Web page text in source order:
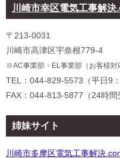
川崎市幸区電気工事解決
〒213-0031
川崎市高津区宇奈根779-4
※AC事業部・EL事業部（お客様対
TEL：044-829-5573（平日9
FAX：044-813-5877（24時間
姉妹サイト
川崎市多摩区電気工事解決